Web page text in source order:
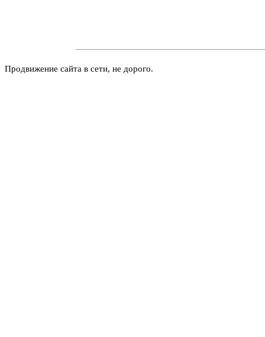
Продвижение сайта в сети, не дорого.